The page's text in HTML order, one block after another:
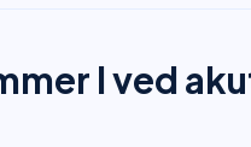
I ved